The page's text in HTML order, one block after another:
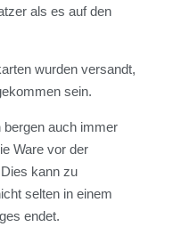
als es auf den
wurden versandt,
sein.
bergen auch immer
Ware vor der
kann zu
selten in einem
endet.